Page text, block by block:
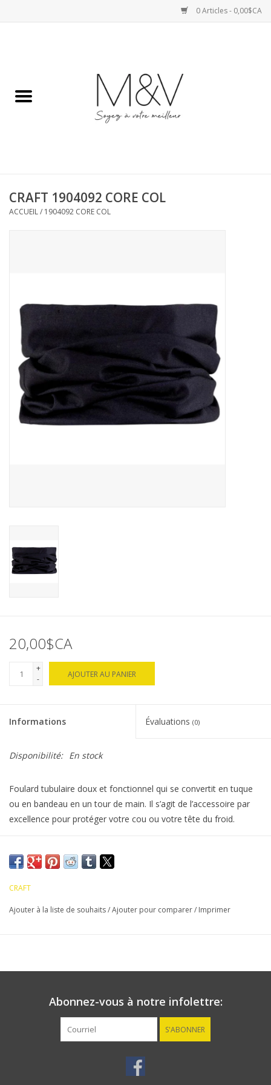
0 Articles - 0,00$CA
SPORTS
BAS
SOLDES
MAILLOTS DE BAIN
Marques
CRAFT 1904092 CORE COL
ACCUEIL/ 1904092 CORE COL
20,00$CA
+
-
AJOUTER AU PANIER
Informations Évaluations (0)
Disponibilité: En stock
Foulard tubulaire doux et fonctionnel qui se convertit en tuque
ou en bandeau en un tour de main. Il s’agit de l’accessoire par
excellence pour protéger votre cou ou votre tête du froid.
CRAFT
Ajouter à la liste de souhaits/Ajouter pour comparer/ Imprimer
Abonnez-vous à notre infolettre:
S'ABONNER